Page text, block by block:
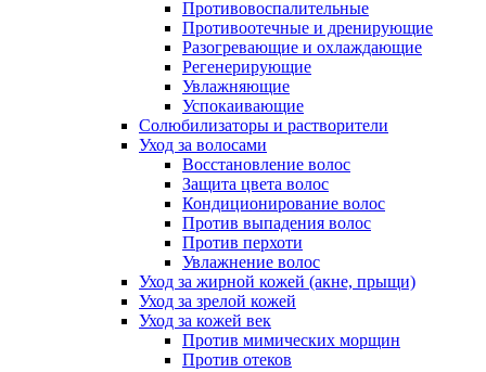
Противовоспалительные
Противоотечные и дренирующие
Разогревающие и охлаждающие
Регенерирующие
Увлажняющие
Успокаивающие
Солюбилизаторы и растворители
Уход за волосами
Восстановление волос
Защита цвета волос
Кондиционирование волос
Против выпадения волос
Против перхоти
Увлажнение волос
Уход за жирной кожей (акне, прыщи)
Уход за зрелой кожей
Уход за кожей век
Против мимических морщин
Против отеков